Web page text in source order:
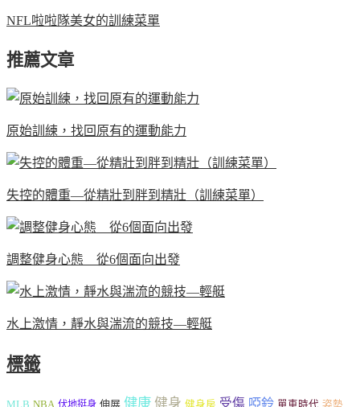
NFL啦啦隊美女的訓練菜單
推薦文章
原始訓練，找回原有的運動能力
失控的體重—從精壯到胖到精壯（訓練菜單）
調整健身心態 從6個面向出發
水上激情，靜水與湍流的競技—輕艇
標籤
MLB NBA 伏地挺身 伸展 健康 健身 健身房 受傷 啞鈴 單車時代 姿勢